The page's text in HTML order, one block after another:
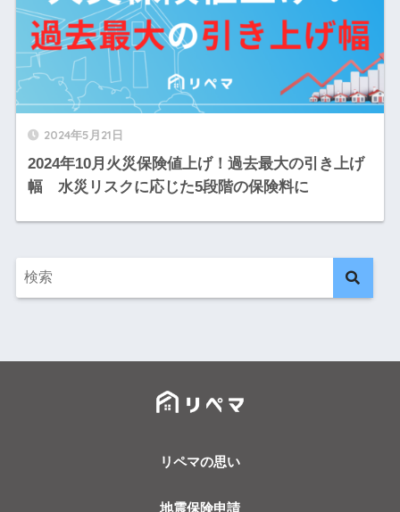
2024年5月21日
2024年10月火災保険値上げ！過去最大の引き上げ
幅 水災リスクに応じた5段階の保険料に
リペマの思い
地震保険申請